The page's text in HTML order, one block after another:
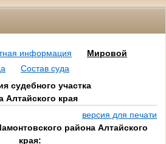
информация
Мировой
Состав суда
судебного участка
Алтайского края
версия для печати
района Алтайского
края: